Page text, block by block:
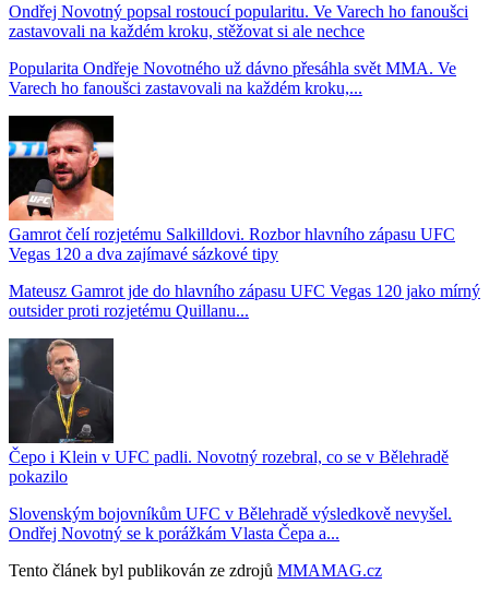
Ondřej Novotný popsal rostoucí popularitu. Ve Varech ho fanoušci
zastavovali na každém kroku, stěžovat si ale nechce
Popularita Ondřeje Novotného už dávno přesáhla svět MMA. Ve
Varech ho fanoušci zastavovali na každém kroku,...
Gamrot čelí rozjetému Salkilldovi. Rozbor hlavního zápasu UFC
Vegas 120 a dva zajímavé sázkové tipy
Mateusz Gamrot jde do hlavního zápasu UFC Vegas 120 jako mírný
outsider proti rozjetému Quillanu...
Čepo i Klein v UFC padli. Novotný rozebral, co se v Bělehradě
pokazilo
Slovenským bojovníkům UFC v Bělehradě výsledkově nevyšel.
Ondřej Novotný se k porážkám Vlasta Čepa a...
Tento článek byl publikován ze zdrojů MMAMAG.cz